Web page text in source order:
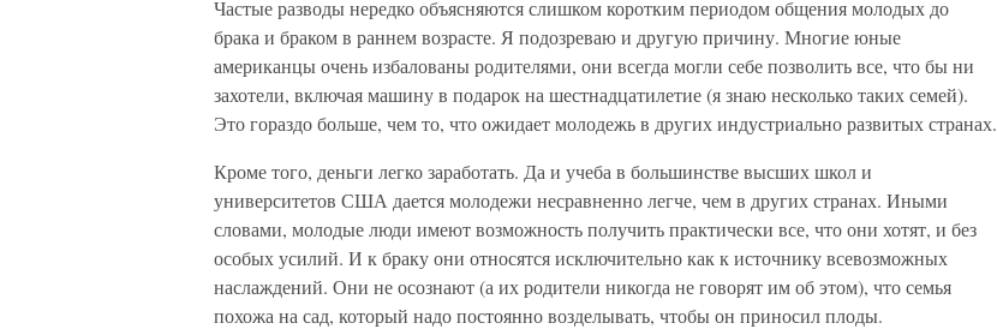
Частые разводы нередко объясняются слишком коротким периодом общения молодых до
брака и браком в раннем возрасте. Я подозреваю и другую причину. Многие юные
американцы очень избалованы родителями, они всегда могли себе позволить все, что бы ни
захотели, включая машину в подарок на шестнадцатилетие (я знаю несколько таких семей).
Это гораздо больше, чем то, что ожидает молодежь в других индустриально развитых странах.
Кроме того, деньги легко заработать. Да и учеба в большинстве высших школ и
университетов США дается молодежи несравненно легче, чем в других странах. Иными
словами, молодые люди имеют возможность получить практически все, что они хотят, и без
особых усилий. И к браку они относятся исключительно как к источнику всевозможных
наслаждений. Они не осознают (а их родители никогда не говорят им об этом), что семья
похожа на сад, который надо постоянно возделывать, чтобы он приносил плоды.